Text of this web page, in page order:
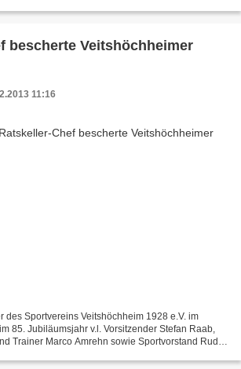
bescherte Veitshöchheimer
11:16
des Sportvereins Veitshöchheim 1928 e.V. im
85. Jubiläumsjahr v.l. Vorsitzender Stefan Raab,
Trainer Marco Amrehn sowie Sportvorstand Rudi